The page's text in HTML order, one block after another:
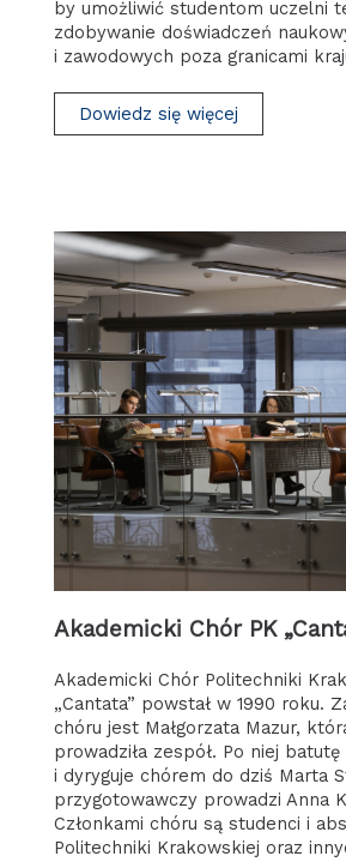
by umożliwić studentom uczelni
zdobywanie doświadczeń
i zawodowych poza granicami
Dowiedz się więcej
Akademicki Chór PK
Akademicki Chór Politechniki
„Cantata” powstał w 1990 roku.
chóru jest Małgorzata Mazur,
prowadziła zespół. Po niej batutę
i dyryguje chórem do dziś Marta
przygotowawczy prowadzi Anna
Członkami chóru są studenci i
Politechniki Krakowskiej oraz